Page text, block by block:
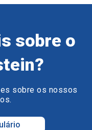
sobre o
sobre os nossos